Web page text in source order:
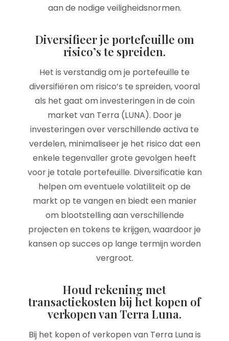
aan de nodige veiligheidsnormen.
Diversifieer je portefeuille om
risico’s te spreiden.
Het is verstandig om je portefeuille te
diversifiëren om risico’s te spreiden, vooral
als het gaat om investeringen in de coin
market van Terra (LUNA). Door je
investeringen over verschillende activa te
verdelen, minimaliseer je het risico dat een
enkele tegenvaller grote gevolgen heeft
voor je totale portefeuille. Diversificatie kan
helpen om eventuele volatiliteit op de
markt op te vangen en biedt een manier
om blootstelling aan verschillende
projecten en tokens te krijgen, waardoor je
kansen op succes op lange termijn worden
vergroot.
Houd rekening met
transactiekosten bij het kopen of
verkopen van Terra Luna.
Bij het kopen of verkopen van Terra Luna is